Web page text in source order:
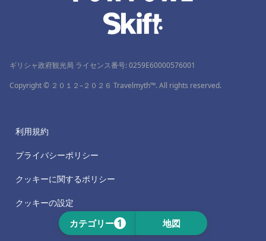
カテゴリー 1 地図
ギリシャ政府観光局 ライセンス番号: 0259Ε60000576001
Copyright © ２０１２–２０２６ Travelmyth™. All rights reserved.
利用規約
プライバシーポリシー
クッキーに関するポリシー
クッキーの設定